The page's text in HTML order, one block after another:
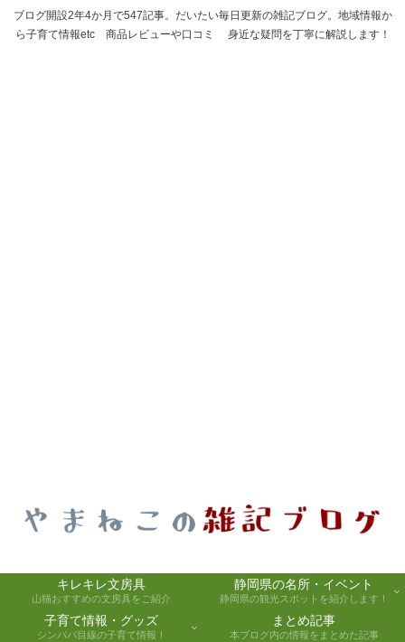
ブログ開設2年4か月で547記事。だいたい毎日更新の雑記ブログ。地域情報か
ら子育て情報etc 商品レビューや口コミ 身近な疑問を丁寧に解説します！
キレキレ文房具
山猫おすすめの文房具をご紹介
静岡県の名所・イベント
静岡県の観光スポットを紹介します！
子育て情報・グッズ
シンパパ目線の子育て情報！
まとめ記事
本ブログ内の情報をまとめた記事